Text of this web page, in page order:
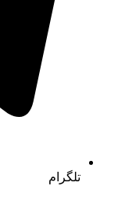
تلگرام